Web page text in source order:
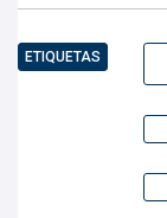
ETIQUETAS